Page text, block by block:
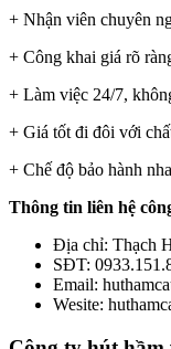
+ Nhận viên chuyên
+ Công khai giá rõ
+ Làm việc 24/7,
+ Giá tốt đi đôi với
+ Chế độ bảo hành
Thông tin liên hệ
Địa chỉ: Thạch
SĐT:
Email:
Wesite: